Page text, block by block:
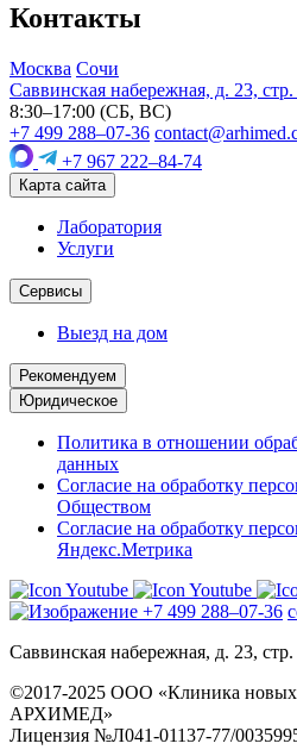
Контакты
Москва Сочи
Саввинская набережная, д. 23, стр.
8:30–17:00 (СБ, ВС)
+7 499 288–07-36
+7 967 222–84-74
Карта сайта
Лаборатория
Услуги
Сервисы
Выезд на дом
Рекомендуем
Юридическое
Политика в отношении
данных
Согласие на обработку
Обществом
Согласие на обработку
Яндекс.Метрика
+7 499 288–07-36
Саввинская набережная, д. 23, стр.
©2017-2025 ООО «Клиника новых
АРХИМЕД»
Лицензия №Л041-01137-77/